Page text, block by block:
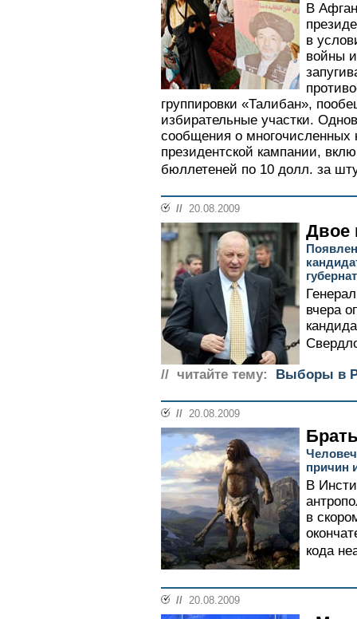
В
в
войны
группировки «Талибан»,
избирательные участки.
сообщения о многочисленных
президентской кампании,
бюллетеней по 10 долл. за
// 20.08.2009
Двое
вчера
// читайте тему: Выборы в
// 20.08.2009
причин
В
в
кода
// 20.08.2009